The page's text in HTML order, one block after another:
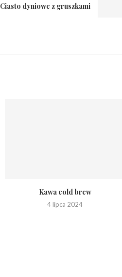
Ciasto dyniowe z gruszkami
Kawa cold brew
4 lipca 2024